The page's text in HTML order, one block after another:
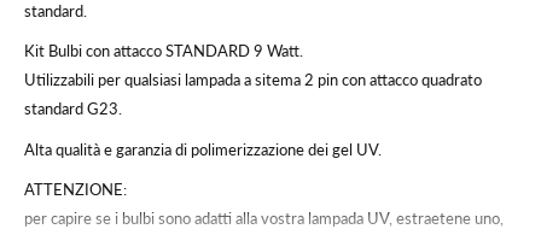
standard.
Kit Bulbi con attacco STANDARD 9 Watt.
Utilizzabili per qualsiasi lampada a sitema 2 pin con attacco quadrato
standard G23.
Alta qualità e garanzia di polimerizzazione dei gel UV.
ATTENZIONE:
per capire se i bulbi sono adatti alla vostra lampada UV, estraetene uno,